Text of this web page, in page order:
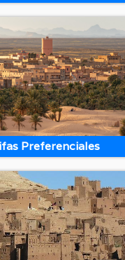
Preferenciales